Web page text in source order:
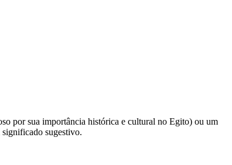
por sua importância histórica e cultural no Egito) ou um
significado sugestivo.